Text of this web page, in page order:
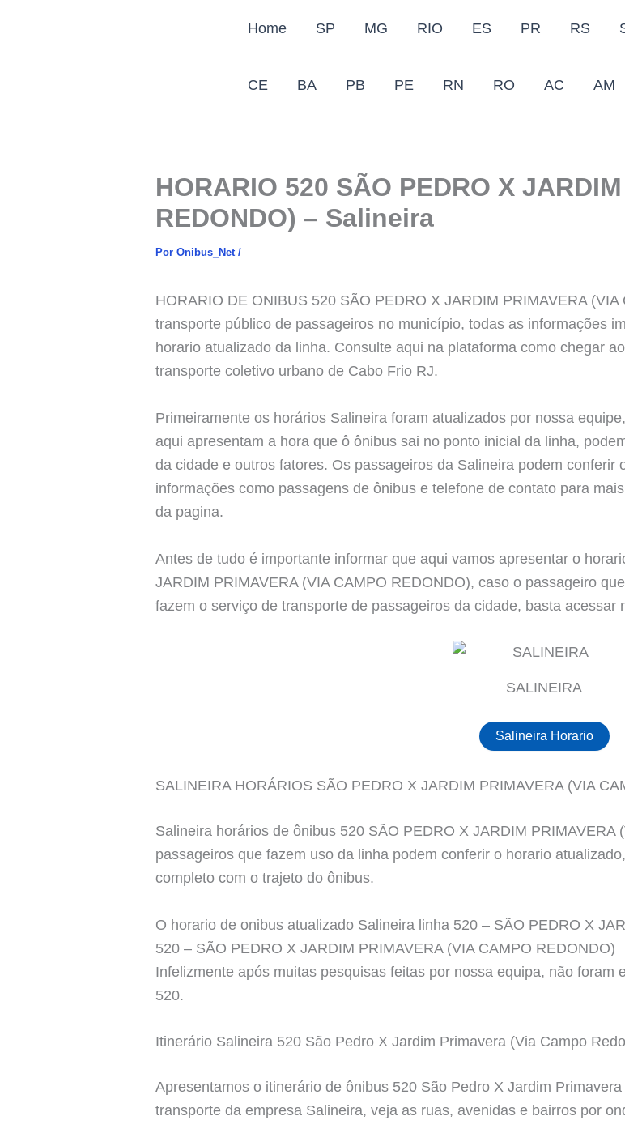
Home SP MG RIO ES PR RS
CE BA PB PE RN RO AC AM
HORARIO 520 SÃO PEDRO X
REDONDO) – Salineira
Por Onibus_Net /
HORARIO DE ONIBUS 520 SÃO PEDRO X JARDIM PRIMAVERA
transporte público de passageiros no município, todas as informações
horario atualizado da linha. Consulte aqui na plataforma como chegar
transporte coletivo urbano de Cabo Frio RJ.
Primeiramente os horários Salineira foram atualizados por nossa
aqui apresentam a hora que ô ônibus sai no ponto inicial da linha,
da cidade e outros fatores. Os passageiros da Salineira podem conferir
informações como passagens de ônibus e telefone de contato para
da pagina.
Antes de tudo é importante informar que aqui vamos apresentar o
JARDIM PRIMAVERA (VIA CAMPO REDONDO), caso o passageiro
fazem o serviço de transporte de passageiros da cidade, basta acessar
SALINEIRA
Salineira Horario
SALINEIRA HORÁRIOS SÃO PEDRO X JARDIM PRIMAVERA (VIA
Salineira horários de ônibus 520 SÃO PEDRO X JARDIM
passageiros que fazem uso da linha podem conferir o horario
completo com o trajeto do ônibus.
O horario de onibus atualizado Salineira linha 520 – SÃO PEDRO X
520 – SÃO PEDRO X JARDIM PRIMAVERA (VIA CAMPO REDONDO)
Infelizmente após muitas pesquisas feitas por nossa equipa, não foram
520.
Itinerário Salineira 520 São Pedro X Jardim Primavera (Via Campo
Apresentamos o itinerário de ônibus 520 São Pedro X Jardim
transporte da empresa Salineira, veja as ruas, avenidas e bairros por